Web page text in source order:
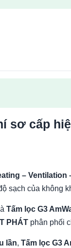
sơ cấp
– Ventilation
sạch của không
Tấm lọc G3
PHÁT phân phối
lần, Tấm lọc G3